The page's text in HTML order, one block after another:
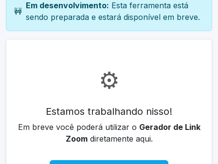
🚧
Em desenvolvimento: Esta ferramenta está
sendo preparada e estará disponível em breve.
⚙️
Estamos trabalhando nisso!
Em breve você poderá utilizar o Gerador de Link
Zoomdiretamente aqui.